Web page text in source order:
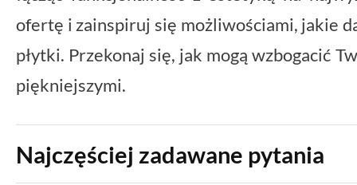
ofertę i zainspiruj się możliwościami, jakie
płytki. Przekonaj się, jak mogą wzbogacić
piękniejszymi.
Najczęściej zadawane pytania